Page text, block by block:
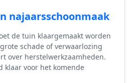
najaarsschoonmaak
de tuin klaargemaakt worden
schade of verwaarlozing
over herstelwerkzaamheden.
klaar voor het komende